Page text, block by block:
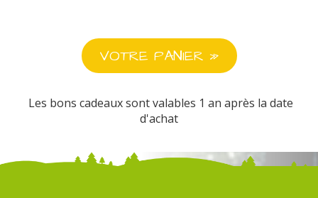
Les bons cadeaux sont valables 1 an après la date
d'achat